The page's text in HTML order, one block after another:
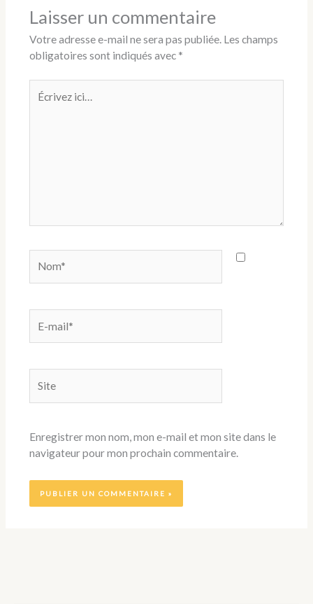
Laisser un commentaire
Votre adresse e-mail ne sera pas publiée. Les champs
obligatoires sont indiqués avec *
ici…
mail*
Enregistrer mon nom, mon e-mail et mon site dans le
navigateur pour mon prochain commentaire.